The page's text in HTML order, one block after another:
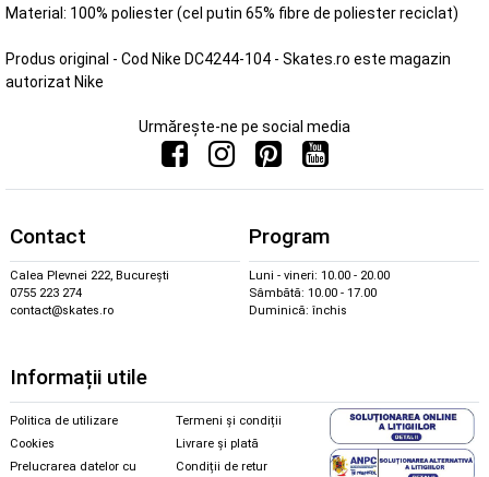
Material: 100% poliester (cel putin 65% fibre de poliester reciclat)
Produs original - Cod Nike DC4244-104 - Skates.ro este magazin
autorizat Nike
Urmărește-ne pe social media
Contact
Calea Plevnei 222, București
0755 223 274
contact@skates.ro
Program
Luni - vineri: 10.00 - 20.00
Sâmbătă: 10.00 - 17.00
Duminică: închis
Informații utile
Politica de utilizare
Cookies
Prelucrarea datelor cu
Termeni și condiții
Livrare și plată
Condiții de retur